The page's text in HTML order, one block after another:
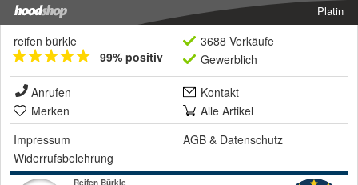
Platin
reifen bürkle
99% positiv
3688 Verkäufe
Gewerblich
Anrufen
Kontakt
Merken
Alle Artikel
Impressum
AGB & Datenschutz
Widerrufsbelehrung